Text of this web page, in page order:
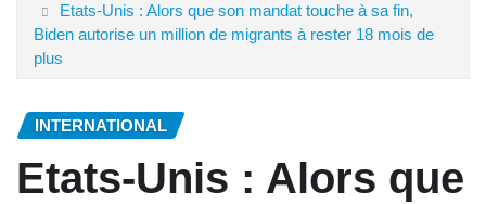
Etats-Unis : Alors que son mandat touche à sa fin,
Biden autorise un million de migrants à rester 18 mois de
plus
INTERNATIONAL
Etats-Unis : Alors que